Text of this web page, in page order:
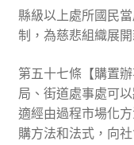
縣級以上處所國民
制，為慈悲組織展
第五十七條【購置
局、街道處事處可
適經由過程市場化
購方法和法式，向